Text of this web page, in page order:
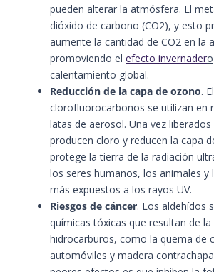
pueden alterar la atmósfera. El
dióxido de carbono (CO2), y esto
aumente la cantidad de CO2 en la
promoviendo el efecto invernadero
calentamiento global.
Reducción de la capa de ozono.
clorofluorocarbonos se utilizan en
latas de aerosol. Una vez
producen cloro y reducen la capa
protege la tierra de la radiación
los seres humanos, los animales y
más expuestos a los rayos UV.
Riesgos de cáncer. Los aldehídos
químicas tóxicas que resultan de
hidrocarburos, como la quema de
automóviles y madera